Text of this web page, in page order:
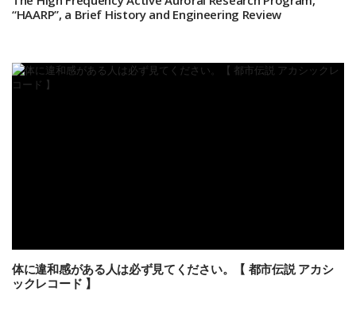
“HAARP”, a Brief History and Engineering Review
体に違和感がある人は必ず見てください。【 都市伝説 アカシ
ックレコード 】